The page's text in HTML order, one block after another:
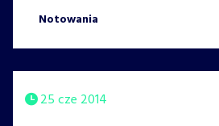
Notowania
25 cze 2014